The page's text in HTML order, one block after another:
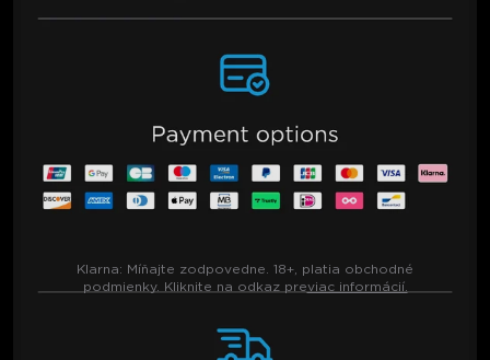
Klarna: Míňajte zodpovedne. 18+, platia obchodné
podmienky. Kliknite na odkaz previac informácií.